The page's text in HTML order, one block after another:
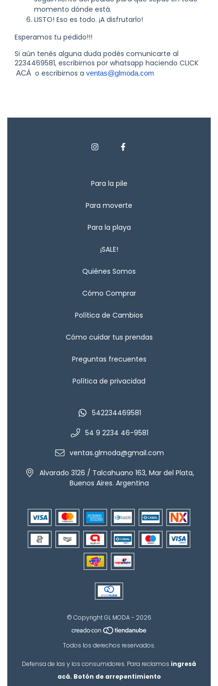
momento dónde está.
LISTO! Eso es todo. ¡A disfrutarlo!
Esperamos tu pedido!!!
Si aún tenés alguna duda podés comunicarte al
2234469581, escribirnos por whatsapp haciendo CLICK
ACÁ o escribirnos a ventas@glmoda.com
Para la pile
Para moverte
Para la playa
¡SALE!
Quiénes Somos
Cómo Comprar
Política de Cambios
Cómo cuidar tus prendas
Preguntas frecuentes
Política de privacidad
542234469581
54 9 2234 46-9581
ventas.glmoda@gmail.com
Alvarado 3126 / Talcahuano 163, Mar del Plata,
Buenos Aires. Argentina
© Copyright GL MODA - 2026
Todos los derechos reservados.
Defensa de las y los consumidores. Para reclamos ingresá
acá. Botón de arrepentimiento